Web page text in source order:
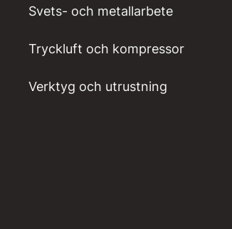
Svets- och metallarbete
Tryckluft och kompressor
Verktyg och utrustning